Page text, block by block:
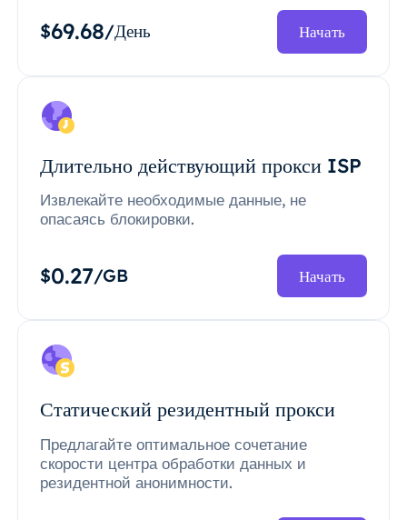
$69.68/День Начать
Длительно действующий прокси ISP
Извлекайте необходимые данные, не
опасаясь блокировки.
$0.27/GB Начать
Статический резидентный прокси
Предлагайте оптимальное сочетание
скорости центра обработки данных и
резидентной анонимности.